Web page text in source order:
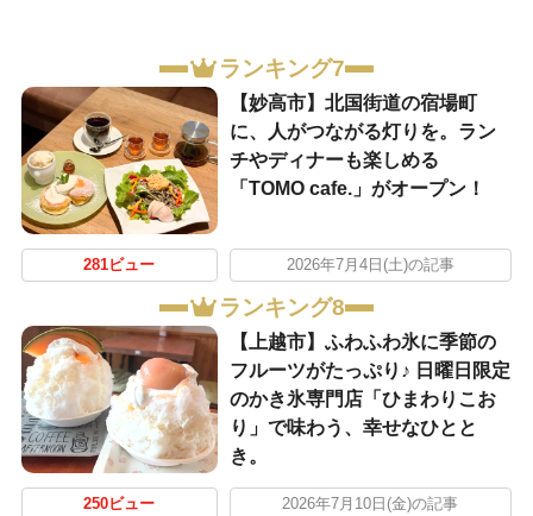
ランキング7
【妙高市】北国街道の宿場町
に、人がつながる灯りを。ラン
チやディナーも楽しめる
「TOMO cafe.」がオープン！
281ビュー 2026年7月4日(土)の記事
ランキング8
【上越市】ふわふわ氷に季節の
フルーツがたっぷり♪ 日曜日限定
のかき氷専門店「ひまわりこお
り」で味わう、幸せなひとと
き。
250ビュー 2026年7月10日(金)の記事